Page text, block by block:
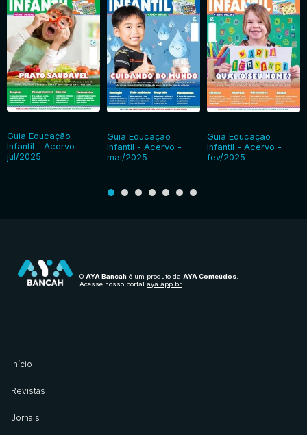
Guia Educação
Infantil - Acervo -
jul/2025
Guia Educação
Infantil - Acervo -
mai/2025
Guia Educação
Infantil - Acervo -
fev/2025
O AYA Bancah é um produto da AYA Conteúdos
Acesse nosso portal aya.app.br
Início
Revistas
Jornais